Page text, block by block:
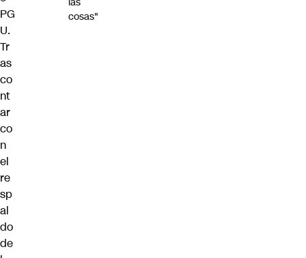
PG
U.
Tr
as
co
nt
ar
co
n
el
re
sp
al
do
de
cosas"